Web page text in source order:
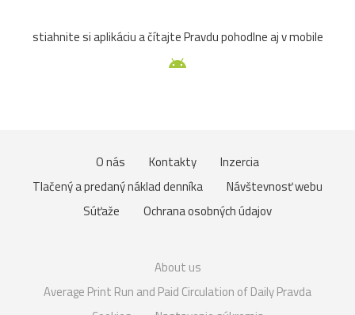
stiahnite si aplikáciu a čítajte Pravdu pohodlne aj v mobile
O nás Kontakty
Inzercia
Tlačený a predaný náklad denníka
Návštevnosť webu
Súťaže
Ochrana osobných údajov
About us
Average Print Run and Paid Circulation of Daily Pravda